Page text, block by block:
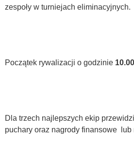
zespoły w turniejach eliminacyjnych.
Początek rywalizacji o godzinie 10.00
Dla trzech najlepszych ekip
puchary oraz nagrody finansowe lub